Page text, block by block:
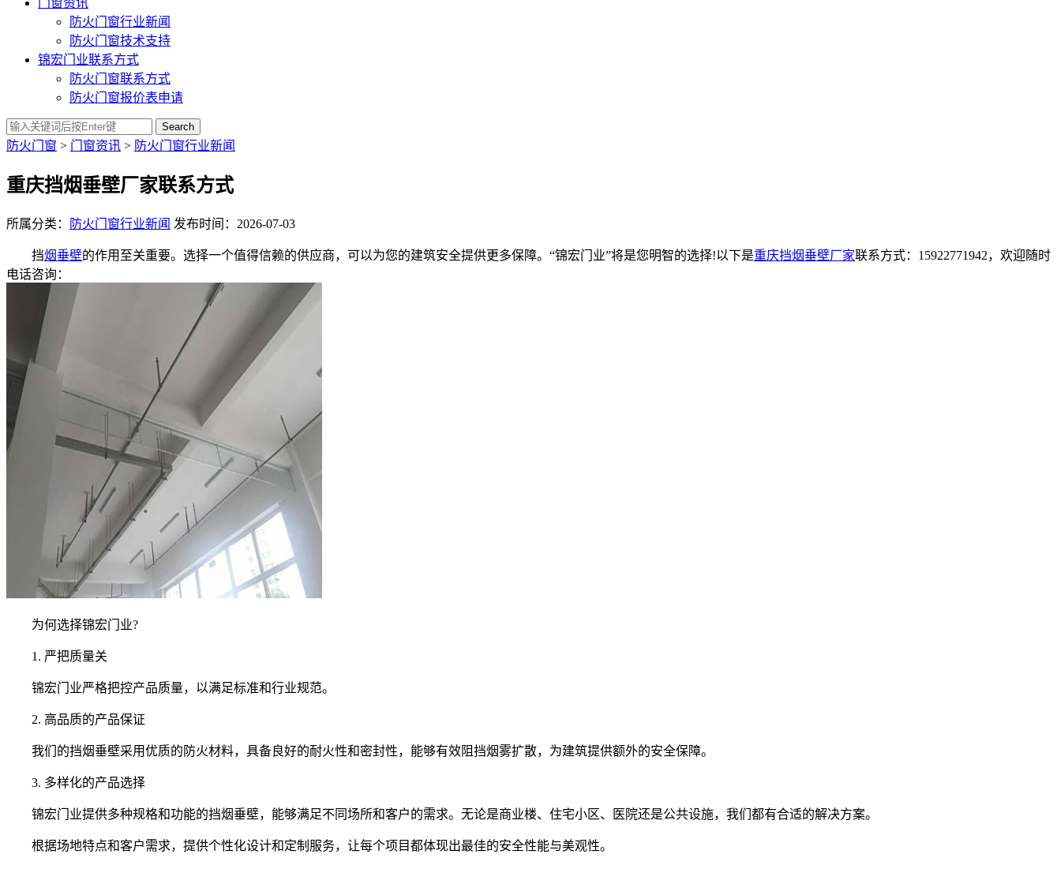
门窗资讯
防火门窗行业新闻
防火门窗技术支持
锦宏门业联系方式
防火门窗联系方式
防火门窗报价表申请
Search
防火门窗 > 门窗资讯 > 防火门窗行业新闻
重庆挡烟垂壁厂家联系方式
所属分类： 防火门窗行业新闻 发布时间：2026-07-03
挡烟垂壁的作用至关重要。选择一个值得信赖的供应商，可以为您的建筑安全提供更多保障。“锦宏门业”将是您明智的选择!以下是重庆挡烟垂壁厂家联系方式：15922771942，欢迎随时
电话咨询：
为何选择锦宏门业?
1. 严把质量关
锦宏门业严格把控产品质量，以满足标准和行业规范。
2. 高品质的产品保证
我们的挡烟垂壁采用优质的防火材料，具备良好的耐火性和密封性，能够有效阻挡烟雾扩散，为建筑提供额外的安全保障。
3. 多样化的产品选择
锦宏门业提供多种规格和功能的挡烟垂壁，能够满足不同场所和客户的需求。无论是商业楼、住宅小区、医院还是公共设施，我们都有合适的解决方案。
根据场地特点和客户需求，提供个性化设计和定制服务，让每个项目都体现出最佳的安全性能与美观性。